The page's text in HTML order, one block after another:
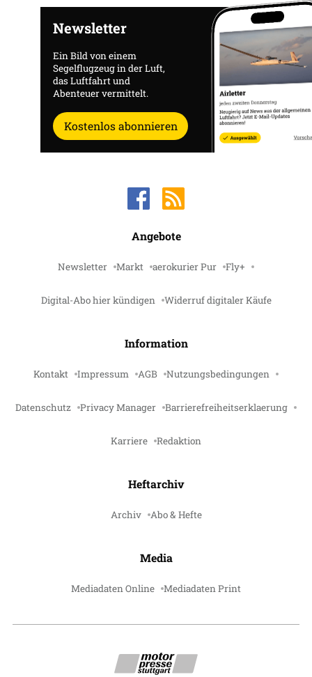
Newsletter
Ein Bild von einem
Segelflugzeug in der Luft,
das Luftfahrt und
Abenteuer vermittelt.
Kostenlos abonnieren
Angebote
Newsletter Markt aerokurier Pur Fly+
Digital-Abo hier kündigen Widerruf digitaler Käufe
Information
Kontakt Impressum AGB Nutzungsbedingungen
Datenschutz Privacy Manager Barrierefreiheitserklaerung
Karriere Redaktion
Heftarchiv
Archiv Abo & Hefte
Media
Mediadaten Online Mediadaten Print